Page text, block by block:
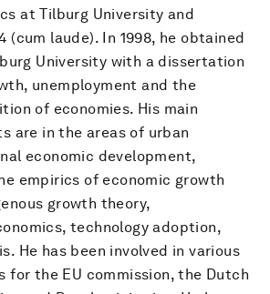
at Tilburg University and
(cum laude). In 1998, he obtained
University with a dissertation
unemployment and the
of economies. His main
are in the areas of urban
economic development,
empirics of economic growth
growth theory,
technology adoption,
He has been involved in various
for the EU commission, the Dutch